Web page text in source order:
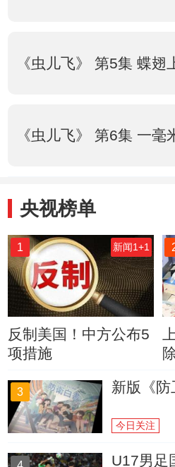
《虫儿飞》 第5集 蝶翅
《虫儿飞》 第6集 一毫
央视榜单
1 新闻1+1
反制美国！中方公布5
项措施
3 新版《
今日关注
U17男足